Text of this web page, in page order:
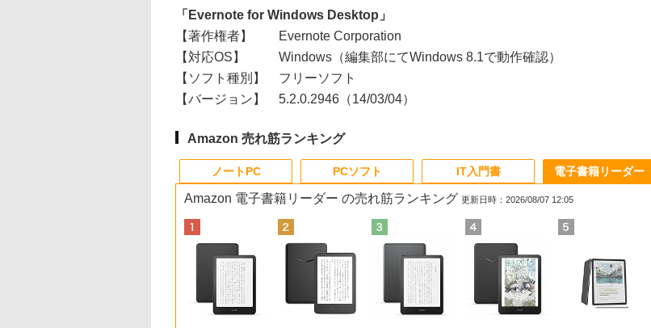
「Evernote for Windows Desktop」
【著作権者】
Evernote Corporation
【対応OS】
Windows（編集部にてWindows 8.1で動作確認）
【ソフト種別】
フリーソフト
【バージョン】
5.2.0.2946（14/03/04）
Amazon 売れ筋ランキング
ノートPC PCソフト IT入門書 電子書籍リーダー
Amazon 電子書籍リーダー の売れ筋ランキング 更新日時：2026/08/07 12:05